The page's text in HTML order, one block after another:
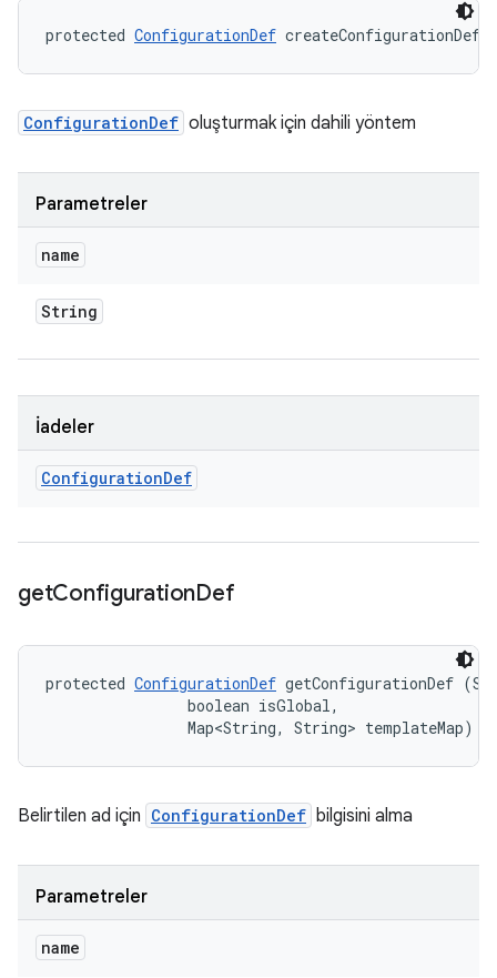
protected ConfigurationDef createConfigurationDef
ConfigurationDef oluşturmak için dahili yöntem
Parametreler
name
String
İadeler
ConfigurationDef
getConfigurationDef
protected ConfigurationDef getConfigurationDef
                boolean isGlobal,
                Map<String, String> templateMap)
Belirtilen ad için ConfigurationDef bilgisini alma
Parametreler
name